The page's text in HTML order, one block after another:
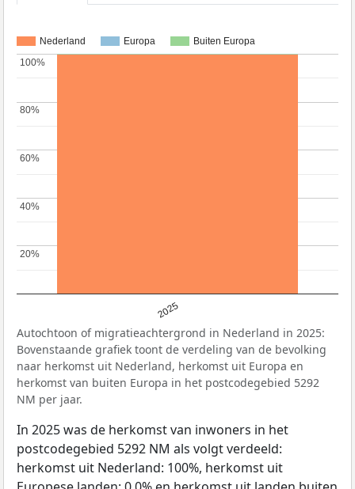
Nederland Europa Buiten Europa
2025
20%
20%
40%
40%
60%
60%
80%
80%
100%
100%
Autochtoon of migratieachtergrond in Nederland in 2025:
Bovenstaande grafiek toont de verdeling van de bevolking
naar herkomst uit Nederland, herkomst uit Europa en
herkomst van buiten Europa in het postcodegebied 5292
NM per jaar.
In 2025 was de herkomst van inwoners in het
postcodegebied 5292 NM als volgt verdeeld:
herkomst uit Nederland: 100%, herkomst uit